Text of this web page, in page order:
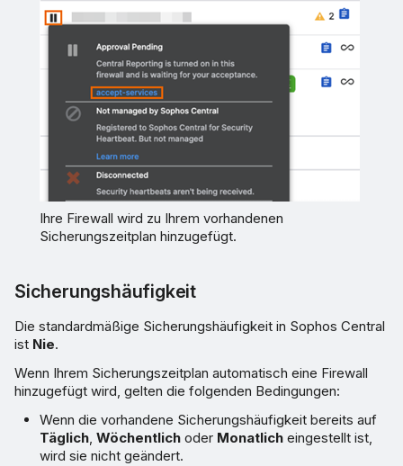
Ihre Firewall wird zu Ihrem vorhandenen
Sicherungszeitplan hinzugefügt.
Sicherungshäufigkeit
Die standardmäßige Sicherungshäufigkeit in Sophos Central
ist Nie.
Wenn Ihrem Sicherungszeitplan automatisch eine Firewall
hinzugefügt wird, gelten die folgenden Bedingungen:
Wenn die vorhandene Sicherungshäufigkeit bereits auf
Täglich,Wöchentlich oder Monatlich eingestellt ist,
wird sie nicht geändert.